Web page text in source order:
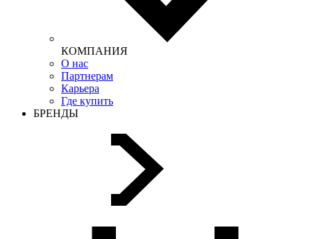
КОМПАНИЯ
О нас
Партнерам
Карьера
Где купить
БРЕНДЫ